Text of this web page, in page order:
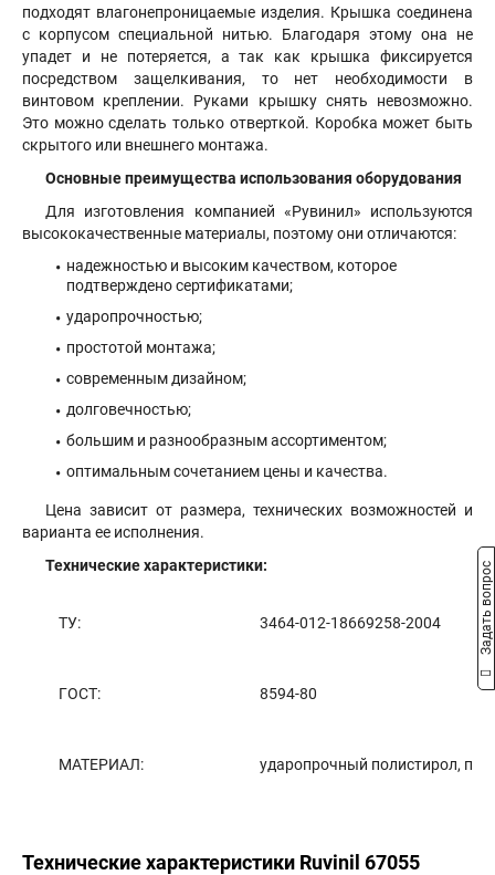
подходят влагонепроницаемые изделия. Крышка соединена
с корпусом специальной нитью. Благодаря этому она не
упадет и не потеряется, а так как крышка фиксируется
посредством защелкивания, то нет необходимости в
винтовом креплении. Руками крышку снять невозможно.
Это можно сделать только отверткой. Коробка может быть
скрытого или внешнего монтажа.
Основные преимущества использования оборудования
Для изготовления компанией «Рувинил» используются
высококачественные материалы, поэтому они отличаются:
надежностью и высоким качеством, которое
подтверждено сертификатами;
ударопрочностью;
простотой монтажа;
современным дизайном;
долговечностью;
большим и разнообразным ассортиментом;
оптимальным сочетанием цены и качества.
Цена зависит от размера, технических возможностей и
варианта ее исполнения.
Технические характеристики:
ТУ: 3464-012-18669258-2004
ГОСТ: 8594-80
МАТЕРИАЛ: ударопрочный полистирол,
Технические характеристики Ruvinil 67055
Задать вопрос